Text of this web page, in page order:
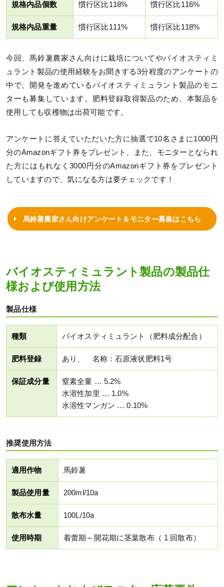
規格内品個数 慣行区比118% 慣行区比116%
規格内品重量 慣行区比111% 慣行区比118%
今回、馬鈴薯農家さん向けに栽培についてやバイオスティミ
ュラント製品の使用経験をお聞きする3分程度のアンケートの
中で、開発を進めているバイオスティミュラント製品のモニ
ターも募集しています。肥料登録取得製品のため、本製品を
使用しても収穫物は出荷可能です。
アンケートに答えていただいた方に抽選で10名さまに1000円
分のAmazonギフト券をプレゼント、また、モニターとなられ
た方にはもれなく3000円分のAmazonギフト券をプレゼント
していますので、気になる方は要チェックです！
馬鈴薯農家さん向けアンケート＆モニター募集はこちら
バイオスティミュラント製品の製品仕
様および使用方法
製品仕様
種類 バイオスティミュラント（肥料成分配合）
肥料登録 あり、 名称：石原液状肥料1号
保証成分量
窒素全量 … 5.2%
水溶性加里 … 1.0%
水溶性マンガン … 0.10%
推奨使用方法
適用作物 馬鈴薯
製品使用量 200ml/10a
散布水量 100L/10a
使用時期 着蕾期～開花期に茎葉散布（ 1 回散布）